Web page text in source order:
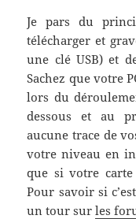
Je pars du
télécharger et
une clé USB) et
Sachez que votre
lors du
dessous et au
aucune trace de
votre niveau en
que si votre
Pour savoir si
un tour surles